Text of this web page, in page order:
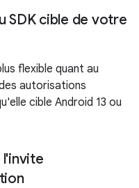
SDK cible de votre
flexible quant au
autorisations
cible Android 13 ou